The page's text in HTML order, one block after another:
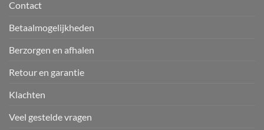
Contact
Betaalmogelijkheden
Berzorgen en afhalen
Retour en garantie
Klachten
Veel gestelde vragen